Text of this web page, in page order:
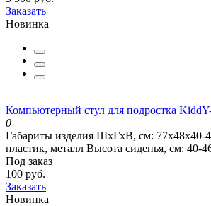
Заказать
Новинка
Компьютерный стул для подростка
0
Габариты изделия ШхГхВ, см: 77х48х40-
пластик, металл Высота сиденья, см: 40-
Под заказ
100 руб.
Заказать
Новинка